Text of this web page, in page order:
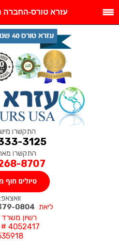
עזרא טורס-החברה
התקשרו
3125
טיולים חוף
רשיון
# 4052417
וואצאפ:
ליאת 0804+
התקשרו
8707